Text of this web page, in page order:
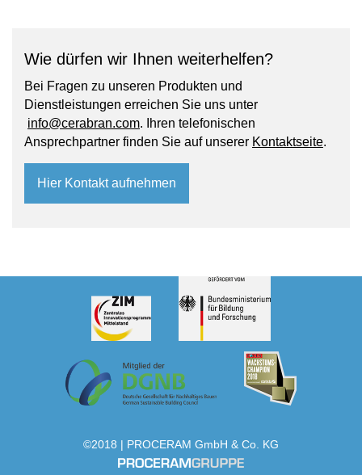
Wie dürfen wir Ihnen weiterhelfen?
Bei Fragen zu unseren Produkten und
Dienstleistungen erreichen Sie uns unter
info@cerabran.com. Ihren telefonischen
Ansprechpartner finden Sie auf unserer Kontaktseite.
Hier Kontakt aufnehmen
©2018 | PROCERAM GmbH & Co. KG